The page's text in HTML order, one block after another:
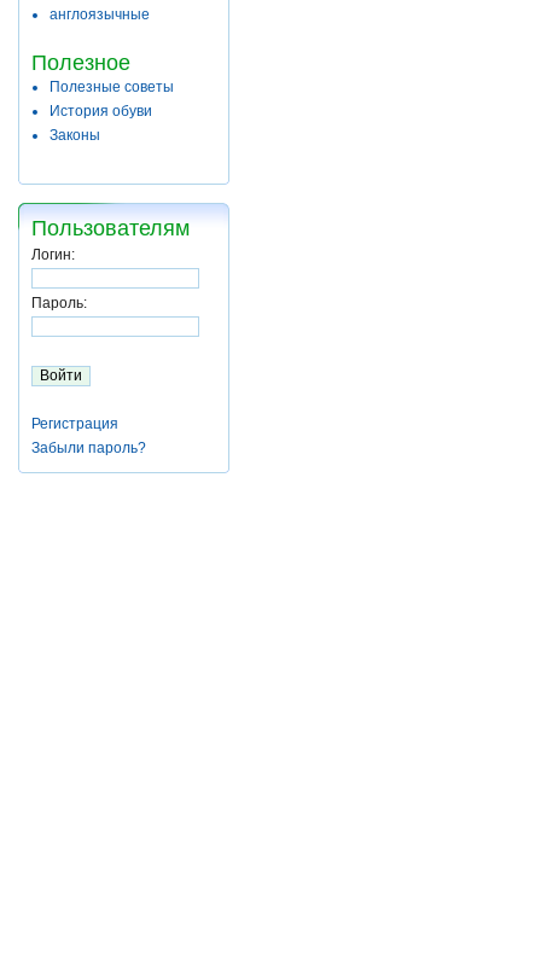
англоязычные
Полезное
Полезные советы
История обуви
Законы
Пользователям
Логин:
Пароль:
Регистрация
Забыли пароль?